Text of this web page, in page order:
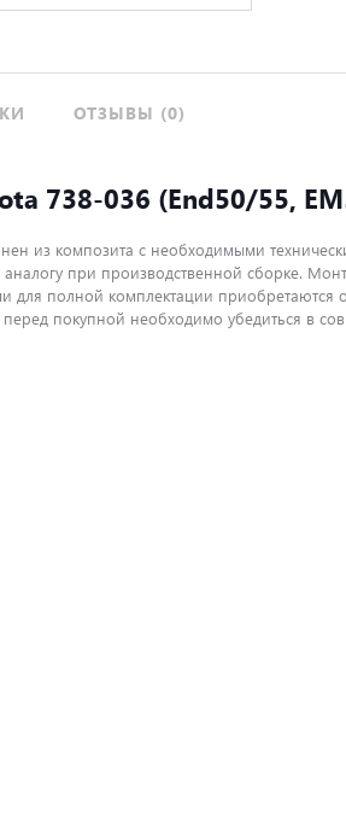
ОТЗЫВЫ (0)
738-036 (End50/55,
из композита с необходимыми
при производственной сборке.
полной комплектации приобретаются
покупной необходимо убедиться в